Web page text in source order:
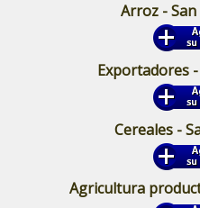
Arroz -
Exportadores
Cereales -
Agricultura